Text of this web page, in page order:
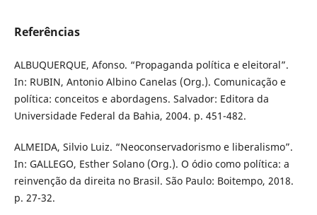
Referências
ALBUQUERQUE, Afonso. “Propaganda política e eleitoral”.
In: RUBIN, Antonio Albino Canelas (Org.). Comunicação e
política: conceitos e abordagens. Salvador: Editora da
Universidade Federal da Bahia, 2004. p. 451-482.
ALMEIDA, Silvio Luiz. “Neoconservadorismo e liberalismo”.
In: GALLEGO, Esther Solano (Org.). O ódio como política: a
reinvenção da direita no Brasil. São Paulo: Boitempo, 2018.
p. 27-32.